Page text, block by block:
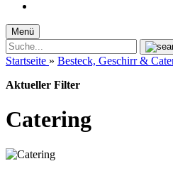
Menü
Startseite » Besteck, Geschirr &
Aktueller Filter
Catering